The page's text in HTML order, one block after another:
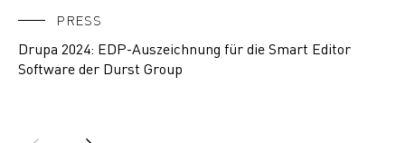
PRESS
Drupa 2024: EDP-Auszeichnung für die Smart Editor
Software der Durst Group